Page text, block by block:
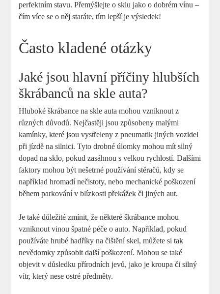
perfektním stavu. Přemýšlejte⁤ o⁤ sklu jako o dobrém vínu –
čím⁣ více ‍se o něj staráte, tím lepší je výsledek!
Často kladené otázky
Jaké jsou hlavní příčiny hlubších
škrábanců‌ na skle auta?
Hluboké ‍škrábance na‌ skle auta mohou vzniknout z
různých důvodů. Nejčastěji jsou způsobeny malými
kamínky, ⁢které jsou vystřeleny⁣ z pneumatik jiných vozidel
při jízdě na silnici.⁣ Tyto drobné úlomky mohou mít silný
dopad na sklo,⁢ pokud zasáhnou ‌s velkou rychlostí. Dalšími
faktory‍ mohou⁣ být nešetrné ⁤používání ⁢stěračů, kdy se
například​ hromadí nečistoty, nebo mechanické‍ poškození
během parkování ‍v blízkosti překážek či jiných aut.
Je také důležité zmínit,‌ že ‍některé škrábance mohou
vzniknout ‌vinou špatné péče‌ o auto. Například,‌ pokud‌
používáte‍ hrubé hadříky na čištění skel, můžete⁣ si‌ tak
nevědomky způsobit další poškození. ⁣Mohou se také
objevit v důsledku​ přírodních jevů, jako ​je kroupa či silný⁣
vítr, který nese⁣ ostré předměty.